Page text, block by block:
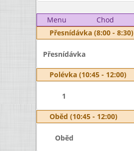
Menu
Chod
Přesnídávka (8:00 - 8:30)
Přesnídávka
Polévka (10:45 - 12:00)
1
Oběd (10:45 - 12:00)
Oběd